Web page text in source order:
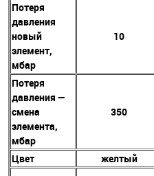
Потеря
давления
новый
элемент,
мбар
10
Потеря
давления —
смена
элемента,
мбар
350
Цвет желтый